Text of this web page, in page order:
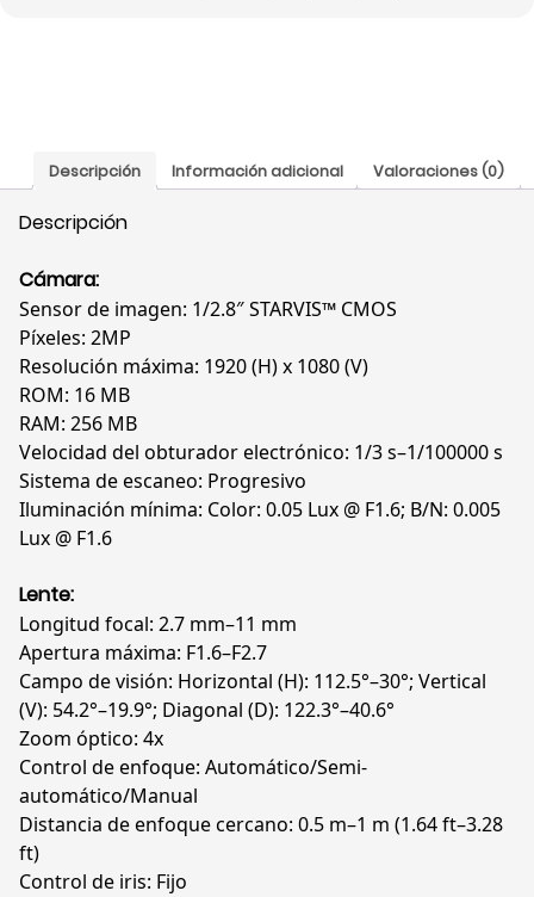
Descripción Información adicional Valoraciones (0)
Descripción
Cámara:
Sensor de imagen: 1/2.8″ STARVIS™ CMOS
Píxeles: 2MP
Resolución máxima: 1920 (H) x 1080 (V)
ROM: 16 MB
RAM: 256 MB
Velocidad del obturador electrónico: 1/3 s–1/100000 s
Sistema de escaneo: Progresivo
Iluminación mínima: Color: 0.05 Lux @ F1.6; B/N: 0.005
Lux @ F1.6
Lente:
Longitud focal: 2.7 mm–11 mm
Apertura máxima: F1.6–F2.7
Campo de visión: Horizontal (H): 112.5°–30°; Vertical
(V): 54.2°–19.9°; Diagonal (D): 122.3°–40.6°
Zoom óptico: 4x
Control de enfoque: Automático/Semi-
automático/Manual
Distancia de enfoque cercano: 0.5 m–1 m (1.64 ft–3.28
ft)
Control de iris: Fijo